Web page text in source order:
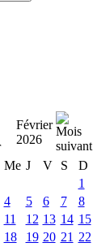
Février
2026
Me J V S
D
1
4 5 6 7
8
11 12 13 14 15
18 19 20 21 22